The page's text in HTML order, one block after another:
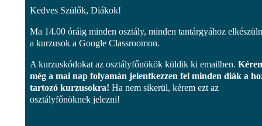
Kedves Szülők, Diákok!
Ma 14.00 óráig minden osztály, minden tantárgyához
a kurzusok a Google Classroomon.
A kurzuskódokat az osztályfőnökök küldik ki emailben.
még a mai nap folyamán jelentkezzen fel minden diák a
tartozó kurzusokra! Ha nem sikerül, kérem ezt az
osztályfőnöknek jelezni!